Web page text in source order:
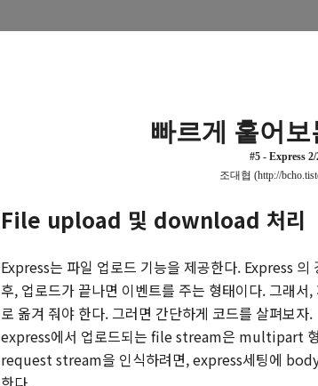
빠르게 훝어보
#5 - Express 2/
조대협 (http://
File upload 및 download 처리
Express는 파일 업로드 기능을 제공한다. Express 의
후, 업로드가 끝나면 이벤트를 주는 형태이다. 그래서,
로 옮겨 줘야 한다. 그러면 간단하게 코드를 살펴보자.
express에서 업로드되는 file stream은 multipart
request stream을 인식하려면, express세팅에